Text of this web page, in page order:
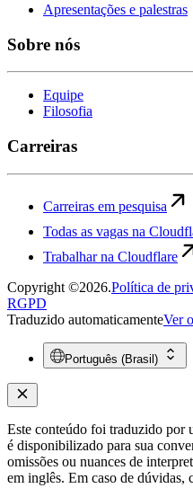
Apresentações e palestras
Sobre nós
Equipe
Filosofia
Carreiras
Carreiras em pesquisa
Todas as vagas na
Trabalhar na Cloudflare
Copyright ©2026.Política de
RGPD
Traduzido automaticamenteVer
Português (Brasil)
Este conteúdo foi traduzido por
é disponibilizado para sua
omissões ou nuances de
em inglês. Em caso de dúvidas,